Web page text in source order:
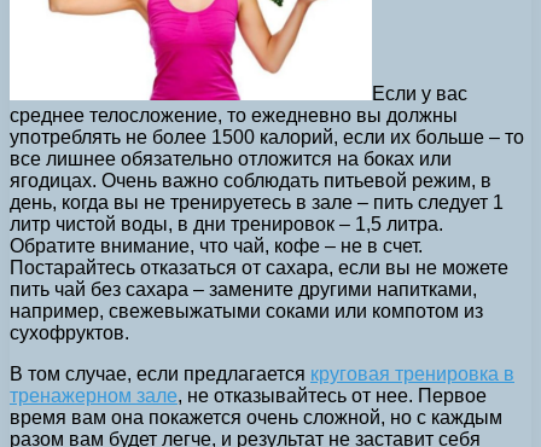
Если у вас
среднее телосложение, то ежедневно вы должны
употреблять не более 1500 калорий, если их больше – то
все лишнее обязательно отложится на боках или
ягодицах. Очень важно соблюдать питьевой режим, в
день, когда вы не тренируетесь в зале – пить следует 1
литр чистой воды, в дни тренировок – 1,5 литра.
Обратите внимание, что чай, кофе – не в счет.
Постарайтесь отказаться от сахара, если вы не можете
пить чай без сахара – замените другими напитками,
например, свежевыжатыми соками или компотом из
сухофруктов.
В том случае, если предлагается круговая тренировка в
тренажерном зале, не отказывайтесь от нее. Первое
время вам она покажется очень сложной, но с каждым
разом вам будет легче, и результат не заставит себя